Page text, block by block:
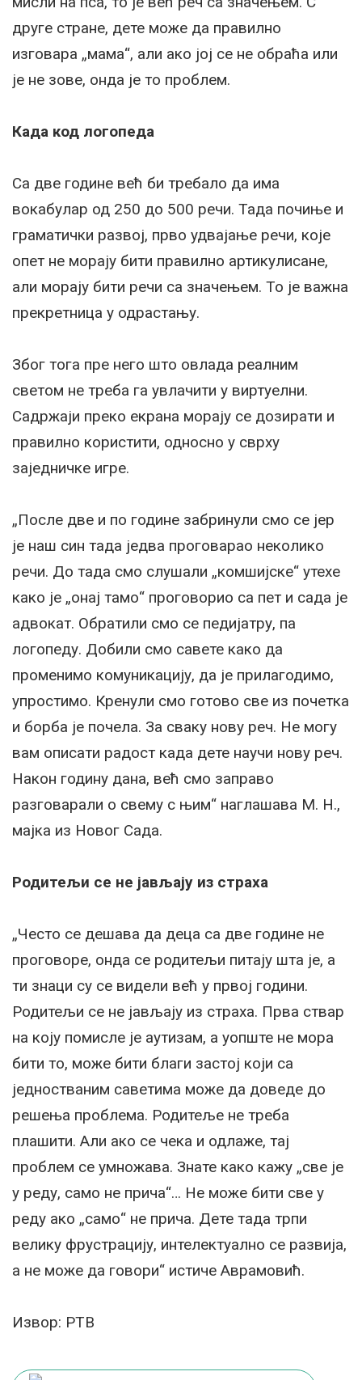
друге стране, дете може да правилно
изговара „мама“, али ако јој се не обраћа или
је не зове, онда је то проблем.
Када код логопеда
Са две године већ би требало да има
вокабулар од 250 до 500 речи. Тада почиње и
граматички развој, прво удвајање речи, које
опет не морају бити правилно артикулисане,
али морају бити речи са значењем. То је важна
прекретница у одрастању.
Због тога пре него што овлада реалним
светом не треба га увлачити у виртуелни.
Садржаји преко екрана морају се дозирати и
правилно користити, односно у сврху
заједничке игре.
„После две и по године забринули смо се јер
је наш син тада једва проговарао неколико
речи. До тада смо слушали „комшијске“ утехе
како је „онај тамо“ проговорио са пет и сада је
адвокат. Обратили смо се педијатру, па
логопеду. Добили смо савете како да
променимо комуникацију, да је прилагодимо,
упростимо. Кренули смо готово све из почетка
и борба је почела. За сваку нову реч. Не могу
вам описати радост када дете научи нову реч.
Након годину дана, већ смо заправо
разговарали о свему с њим“ наглашава М. Н.,
мајка из Новог Сада.
Родитељи се не јављају из страха
„Често се дешава да деца са две године не
проговоре, онда се родитељи питају шта је, а
ти знаци су се видели већ у првој години.
Родитељи се не јављају из страха. Прва ствар
на коју помисле је аутизам, а уопште не мора
бити то, може бити благи застој који са
једностваним саветима може да доведе до
решења проблема. Родитеље не треба
плашити. Али ако се чека и одлаже, тај
проблем се умножава. Знате како кажу „све је
у реду, само не прича“… Не може бити све у
реду ако „само“ не прича. Дете тада трпи
велику фрустрацију, интелектуално се развија,
а не може да говори“ истиче Аврамовић.
Извор: РТВ